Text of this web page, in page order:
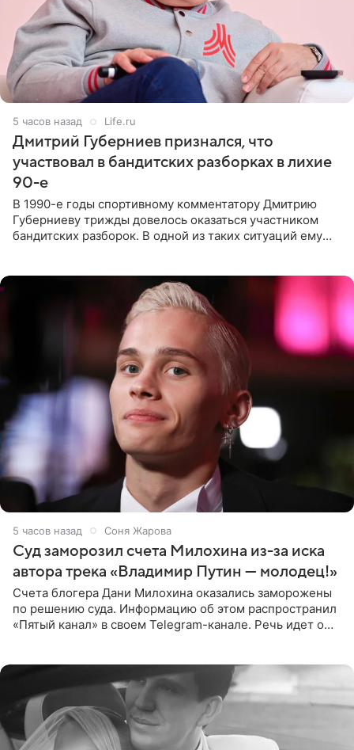
5 часов назад Life.ru
Дмитрий Губерниев признался, что
участвовал в бандитских разборках в лихие
90-е
В 1990-е годы спортивному комментатору Дмитрию
Губерниеву трижды довелось оказаться участником
бандитских разборок. В одной из таких ситуаций ему
5 часов назад Соня Жарова
Суд заморозил счета Милохина из-за иска
автора трека «Владимир Путин — молодец!»
Счета блогера Дани Милохина оказались заморожены
по решению суда. Информацию об этом распространил
«Пятый канал» в своем Telegram-канале. Речь идет о